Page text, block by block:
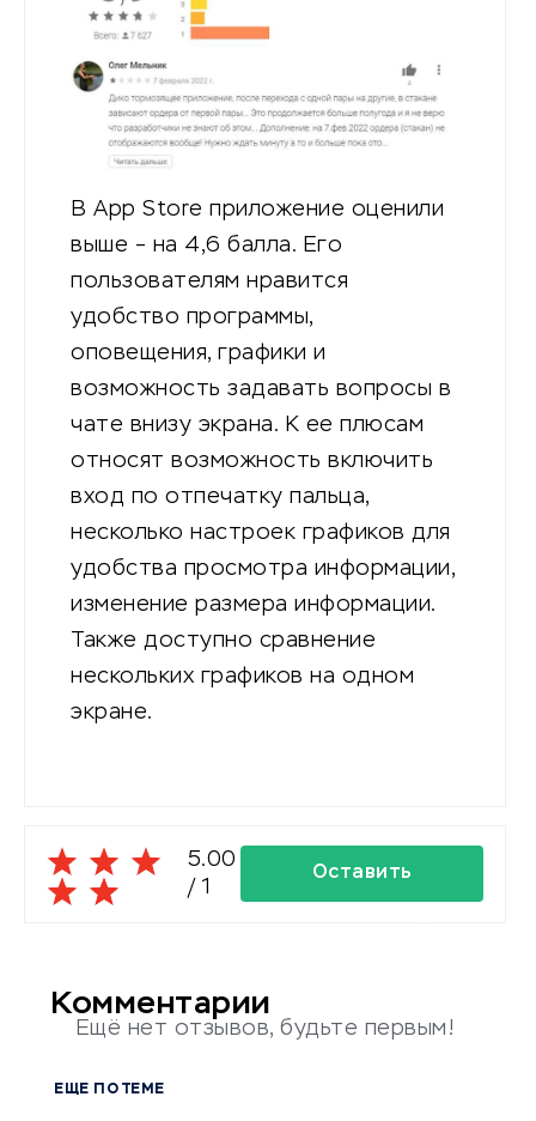
В App Store приложение оценили
выше – на 4,6 балла. Его
пользователям нравится
удобство программы,
оповещения, графики и
возможность задавать вопросы в
чате внизу экрана. К ее плюсам
относят возможность включить
вход по отпечатку пальца,
несколько настроек графиков для
удобства просмотра информации,
изменение размера информации.
Также доступно сравнение
нескольких графиков на одном
экране.
5.00
/ 1
Оставить
Комментарии
Ещё нет отзывов, будьте первым!
ЕЩЕ ПО ТЕМЕ